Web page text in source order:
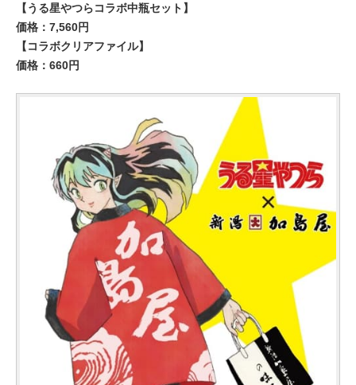
【うる星やつらコラボ中瓶セット】
価格：7,560円
【コラボクリアファイル】
価格：660円